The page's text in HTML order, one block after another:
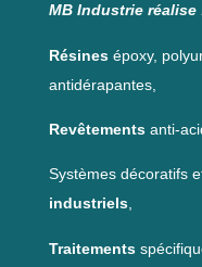
MB Industrie réalise
Résinesépoxy,
antidérapantes,
Revêtementsanti-
Systèmes décoratifs
industriels,
Traitements